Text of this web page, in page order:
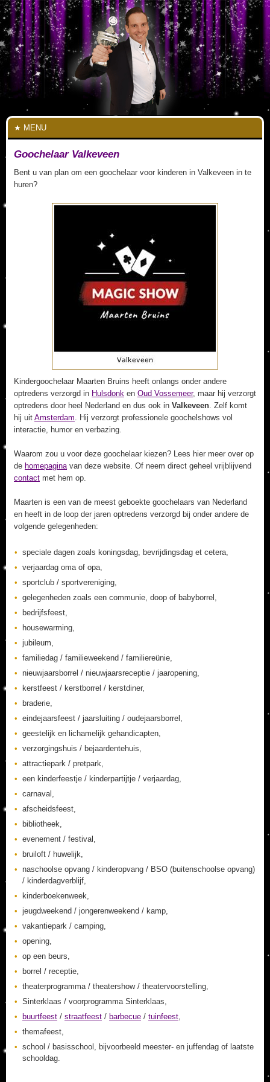
MENU
Goochelaar Valkeveen
Bent u van plan om een goochelaar voor kinderen in Valkeveen in te
huren?
Kindergoochelaar Maarten Bruins heeft onlangs onder andere
optredens verzorgd in Hulsdonk en Oud Vossemeer, maar hij verzorgt
optredens door heel Nederland en dus ook in Valkeveen. Zelf komt
hij uit Amsterdam. Hij verzorgt professionele goochelshows vol
interactie, humor en verbazing.
Waarom zou u voor deze goochelaar kiezen? Lees hier meer over op
de homepaginavan deze website. Of neem direct geheel vrijblijvend
contact met hem op.
Maarten is een van de meest geboekte goochelaars van Nederland
en heeft in de loop der jaren optredens verzorgd bij onder andere de
volgende gelegenheden:
speciale dagen zoals koningsdag, bevrijdingsdag et cetera,
verjaardag oma of opa,
sportclub / sportvereniging,
gelegenheden zoals een communie, doop of babyborrel,
bedrijfsfeest,
housewarming,
jubileum,
familiedag / familieweekend / familiereünie,
nieuwjaarsborrel / nieuwjaarsreceptie / jaaropening,
kerstfeest / kerstborrel / kerstdiner,
braderie,
eindejaarsfeest / jaarsluiting / oudejaarsborrel,
geestelijk en lichamelijk gehandicapten,
verzorgingshuis / bejaardentehuis,
attractiepark / pretpark,
een kinderfeestje / kinderpartijtje / verjaardag,
carnaval,
afscheidsfeest,
bibliotheek,
evenement / festival,
bruiloft / huwelijk,
naschoolse opvang / kinderopvang / BSO (buitenschoolse opvang)
/ kinderdagverblijf,
kinderboekenweek,
jeugdweekend / jongerenweekend / kamp,
vakantiepark / camping,
opening,
op een beurs,
borrel / receptie,
theaterprogramma / theatershow / theatervoorstelling,
Sinterklaas / voorprogramma Sinterklaas,
buurtfeest / straatfeest / barbecue / tuinfeest,
themafeest,
school / basisschool, bijvoorbeeld meester- en juffendag of laatste
schooldag.